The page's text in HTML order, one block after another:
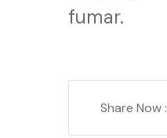
fumar.
Share Now :